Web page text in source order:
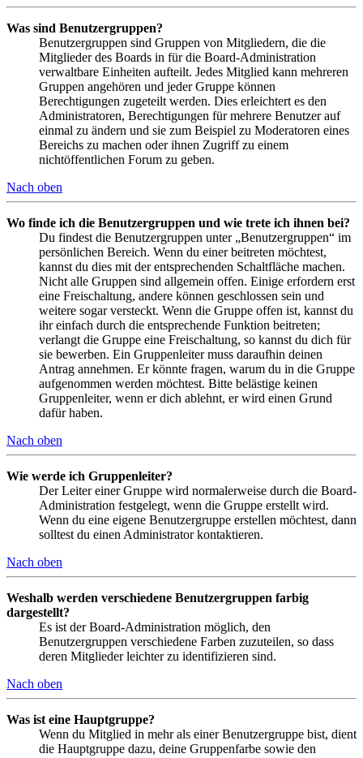
Was sind Benutzergruppen?
Benutzergruppen sind Gruppen von Mitgliedern, die die
Mitglieder des Boards in für die Board-Administration
verwaltbare Einheiten aufteilt. Jedes Mitglied kann mehreren
Gruppen angehören und jeder Gruppe können
Berechtigungen zugeteilt werden. Dies erleichtert es den
Administratoren, Berechtigungen für mehrere Benutzer auf
einmal zu ändern und sie zum Beispiel zu Moderatoren eines
Bereichs zu machen oder ihnen Zugriff zu einem
nichtöffentlichen Forum zu geben.
Nach oben
Wo finde ich die Benutzergruppen und wie trete ich ihnen bei?
Du findest die Benutzergruppen unter „Benutzergruppen“ im
persönlichen Bereich. Wenn du einer beitreten möchtest,
kannst du dies mit der entsprechenden Schaltfläche machen.
Nicht alle Gruppen sind allgemein offen. Einige erfordern erst
eine Freischaltung, andere können geschlossen sein und
weitere sogar versteckt. Wenn die Gruppe offen ist, kannst du
ihr einfach durch die entsprechende Funktion beitreten;
verlangt die Gruppe eine Freischaltung, so kannst du dich für
sie bewerben. Ein Gruppenleiter muss daraufhin deinen
Antrag annehmen. Er könnte fragen, warum du in die Gruppe
aufgenommen werden möchtest. Bitte belästige keinen
Gruppenleiter, wenn er dich ablehnt, er wird einen Grund
dafür haben.
Nach oben
Wie werde ich Gruppenleiter?
Der Leiter einer Gruppe wird normalerweise durch die Board-
Administration festgelegt, wenn die Gruppe erstellt wird.
Wenn du eine eigene Benutzergruppe erstellen möchtest, dann
solltest du einen Administrator kontaktieren.
Nach oben
Weshalb werden verschiedene Benutzergruppen farbig
dargestellt?
Es ist der Board-Administration möglich, den
Benutzergruppen verschiedene Farben zuzuteilen, so dass
deren Mitglieder leichter zu identifizieren sind.
Nach oben
Was ist eine Hauptgruppe?
Wenn du Mitglied in mehr als einer Benutzergruppe bist, dient
die Hauptgruppe dazu, deine Gruppenfarbe sowie den